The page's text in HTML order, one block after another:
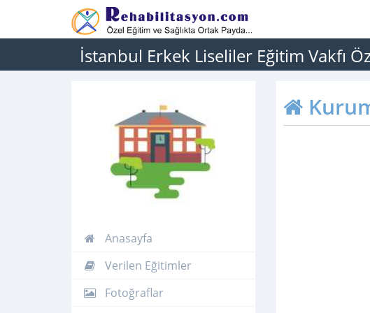
İstanbul Erkek Liseliler Eğitim Vakfı
Anasayfa
Verilen Eğitimler
Fotoğraflar